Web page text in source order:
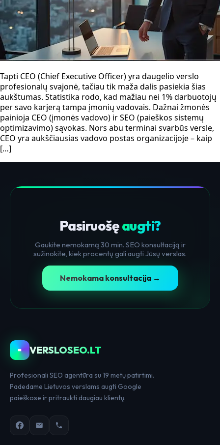
Tapti CEO (Chief Executive Officer) yra daugelio verslo
profesionalų svajonė, tačiau tik maža dalis pasiekia šias
aukštumas. Statistika rodo, kad mažiau nei 1% darbuotojų
per savo karjerą tampa įmonių vadovais. Dažnai žmonės
painioja CEO (įmonės vadovo) ir SEO (paieškos sistemų
optimizavimo) sąvokas. Nors abu terminai svarbūs versle,
CEO yra aukščiausias vadovo postas organizacijoje – kaip
[…]
Pasiruošęaugti?
Gaukite nemokamą 30 min. SEO konsultaciją ir
sužinokite, kiek procentų gali augti Jūsų verslas.
Nemokama konsultacija →
VERSLOSEO.LT
Profesionali SEO agentūra su 19 metų patirtimi.
Padedame Lietuvos verslams augti Google
paieškose ir pritraukti daugiau klientų.